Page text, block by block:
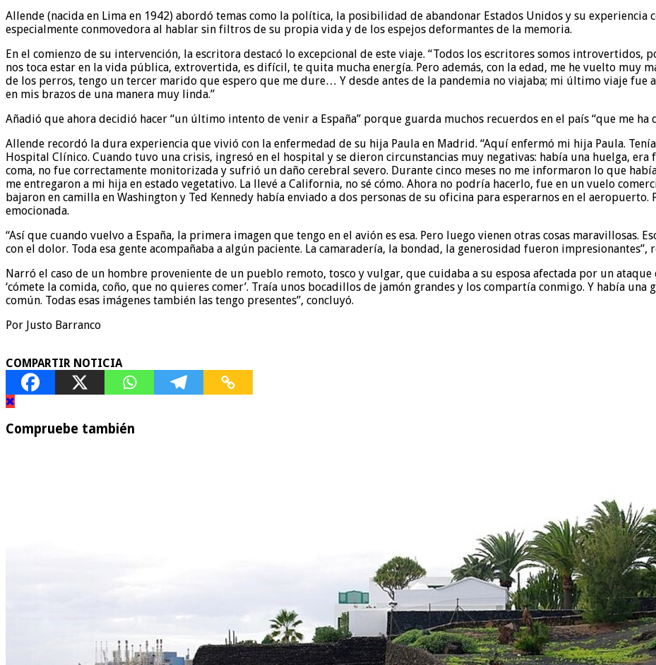
Allende (nacida en Lima en 1942) abordó temas como la política, la posibilidad de abandonar Estados Unidos y su
especialmente conmovedora al hablar sin filtros de su propia vida y de los espejos deformantes de la memoria.
En el comienzo de su intervención, la escritora destacó lo excepcional de este viaje. “Todos los escritores somos introvertidos,
nos toca estar en la vida pública, extrovertida, es difícil, te quita mucha energía. Pero además, con la edad, me he vuelto muy
de los perros, tengo un tercer marido que espero que me dure… Y desde antes de la pandemia no viajaba; mi último viaje
en mis brazos de una manera muy linda.”
Añadió que ahora decidió hacer “un último intento de venir a España” porque guarda muchos recuerdos en el país “que me ha
Allende recordó la dura experiencia que vivió con la enfermedad de su hija Paula en Madrid. “Aquí enfermó mi hija Paula.
Hospital Clínico. Cuando tuvo una crisis, ingresó en el hospital y se dieron circunstancias muy negativas: había una huelga, era
coma, no fue correctamente monitorizada y sufrió un daño cerebral severo. Durante cinco meses no me informaron lo que
me entregaron a mi hija en estado vegetativo. La llevé a California, no sé cómo. Ahora no podría hacerlo, fue en un vuelo
bajaron en camilla en Washington y Ted Kennedy había enviado a dos personas de su oficina para esperarnos en el
emocionada.
“Así que cuando vuelvo a España, la primera imagen que tengo en el avión es esa. Pero luego vienen otras cosas maravillosas.
con el dolor. Toda esa gente acompañaba a algún paciente. La camaradería, la bondad, la generosidad fueron impresionantes”,
Narró el caso de un hombre proveniente de un pueblo remoto, tosco y vulgar, que cuidaba a su esposa afectada por un
‘cómete la comida, coño, que no quieres comer’. Traía unos bocadillos de jamón grandes y los compartía conmigo. Y había
común. Todas esas imágenes también las tengo presentes”, concluyó.
Por Justo Barranco
COMPARTIR NOTICIA
Compruebe también